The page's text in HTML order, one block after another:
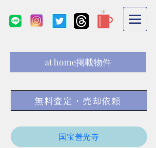
at home掲載物件
無料査定・売却依頼
国宝善光寺